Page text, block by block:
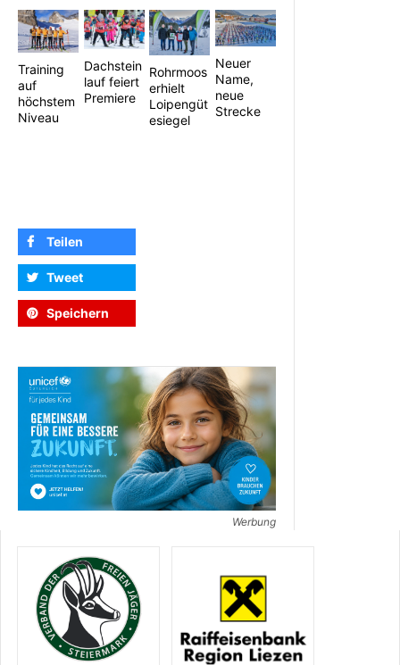
Training
auf
höchstem
Niveau
Dachstein
lauf feiert
Premiere
Rohrmoos
erhielt
Loipengüt
esiegel
Neuer
Name,
neue
Strecke
Teilen
Tweet
Speichern
Werbung